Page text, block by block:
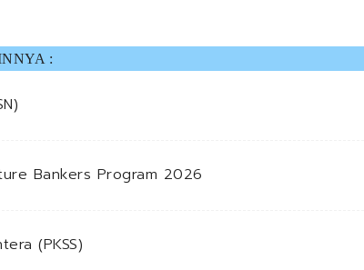
:
Bankers Program 2026
(PKSS)